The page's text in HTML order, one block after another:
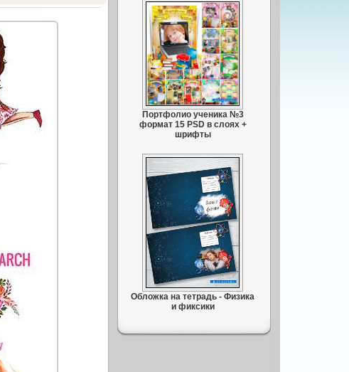
Портфолио ученика №3
формат 15 PSD в слоях +
шрифты
Обложка на тетрадь - Физика
и фиксики